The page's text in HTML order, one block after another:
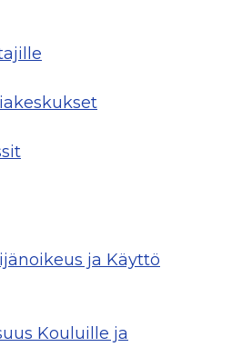
ja Käyttö
Kouluille ja